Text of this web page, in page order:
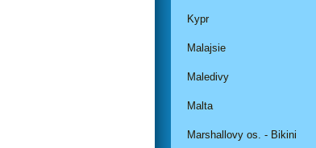
Kypr
Malajsie
Maledivy
Malta
Marshallovy os. - Bikini